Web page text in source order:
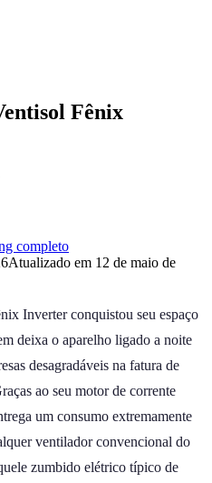
Fênix
completo
Atualizado em 12 de maio de
Inverter conquistou seu espaço
deixa o aparelho ligado a noite
desagradáveis na fatura de
ao seu motor de corrente
um consumo extremamente
ventilador convencional do
zumbido elétrico típico de